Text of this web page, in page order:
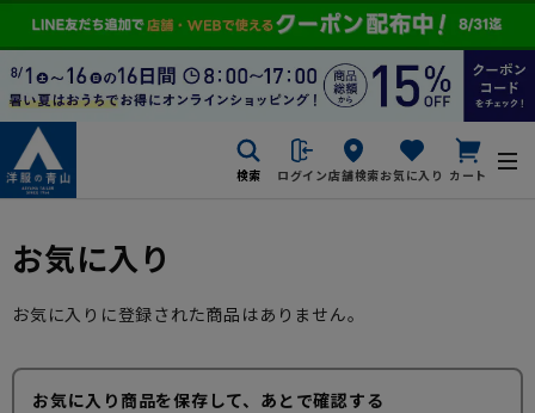
検索 ログイン店舗検索お気に入り カート
お気に入り
お気に入りに登録された商品はありません。
お気に入り商品を保存して、あとで確認する